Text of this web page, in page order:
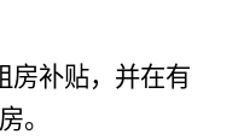
房补贴，并在有
。